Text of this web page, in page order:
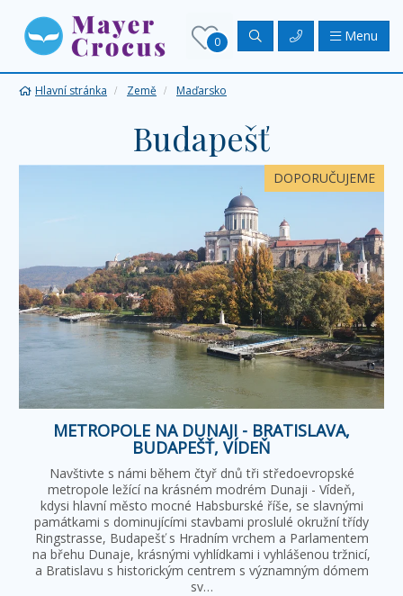
0 Menu
Hlavní stránka Země Maďarsko
Budapešť
DOPORUČUJEME
METROPOLE NA DUNAJI - BRATISLAVA,
BUDAPEŠŤ, VÍDEŇ
Navštivte s námi během čtyř dnů tři středoevropské
metropole ležící na krásném modrém Dunaji - Vídeň,
kdysi hlavní město mocné Habsburské říše, se slavnými
památkami s dominujícími stavbami proslulé okružní třídy
Ringstrasse, Budapešť s Hradním vrchem a Parlamentem
na břehu Dunaje, krásnými vyhlídkami i vyhlášenou tržnicí,
a Bratislavu s historickým centrem s významným dómem
sv…